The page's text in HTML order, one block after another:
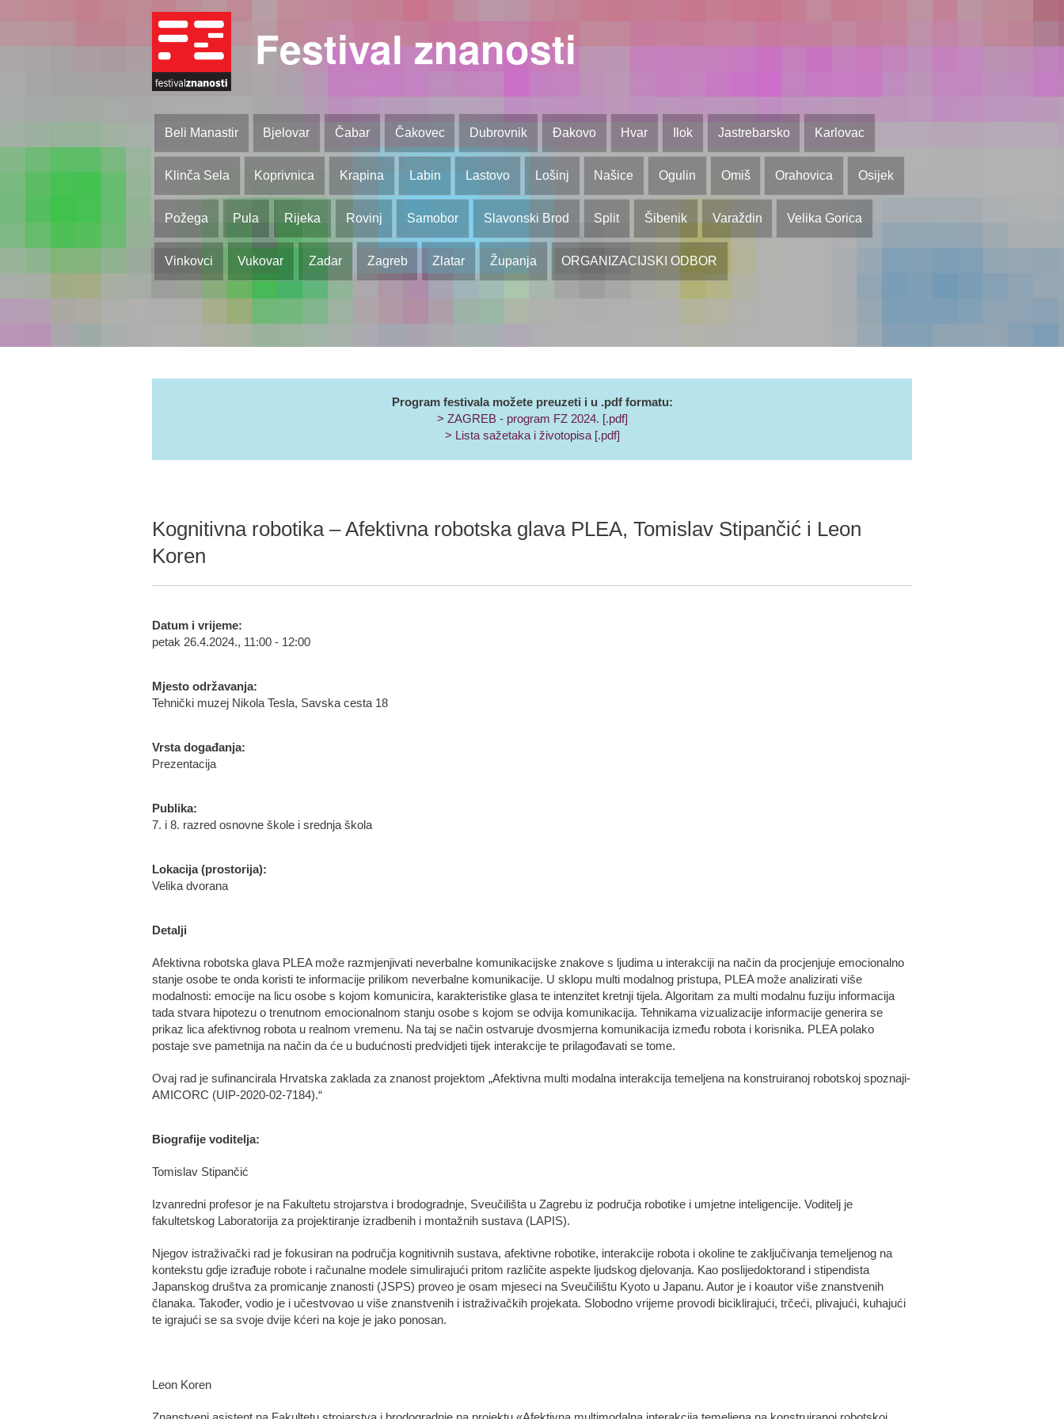
Festival znanosti
Beli Manastir Bjelovar Čabar Čakovec Dubrovnik Đakovo Hvar Ilok Jastrebarsko Karlovac
Klinča Sela Koprivnica Krapina Labin Lastovo Lošinj Našice Ogulin Omiš Orahovica Osijek
Požega Pula Rijeka Rovinj Samobor Slavonski Brod Split Šibenik Varaždin Velika Gorica
Vinkovci Vukovar Zadar Zagreb Zlatar Županja ORGANIZACIJSKI ODBOR
Program festivala možete preuzeti i u .pdf formatu:
> ZAGREB - program FZ 2024. [.pdf]
> Lista sažetaka i životopisa [.pdf]
Kognitivna robotika – Afektivna robotska glava PLEA, Tomislav Stipančić i Leon
Koren
Datum i vrijeme:
petak 26.4.2024., 11:00 - 12:00
Mjesto održavanja:
Tehnički muzej Nikola Tesla, Savska cesta 18
Vrsta događanja:
Prezentacija
Publika:
7. i 8. razred osnovne škole i srednja škola
Lokacija (prostorija):
Velika dvorana
Detalji
Afektivna robotska glava PLEA može razmjenjivati neverbalne komunikacijske znakove s ljudima u interakciji na način da procjenjuje emocionalno
stanje osobe te onda koristi te informacije prilikom neverbalne komunikacije. U sklopu multi modalnog pristupa, PLEA može analizirati više
modalnosti: emocije na licu osobe s kojom komunicira, karakteristike glasa te intenzitet kretnji tijela. Algoritam za multi modalnu fuziju informacija
tada stvara hipotezu o trenutnom emocionalnom stanju osobe s kojom se odvija komunikacija. Tehnikama vizualizacije informacije generira se
prikaz lica afektivnog robota u realnom vremenu. Na taj se način ostvaruje dvosmjerna komunikacija između robota i korisnika. PLEA polako
postaje sve pametnija na način da će u budućnosti predvidjeti tijek interakcije te prilagođavati se tome.
Ovaj rad je sufinancirala Hrvatska zaklada za znanost projektom „Afektivna multi modalna interakcija temeljena na konstruiranoj robotskoj spoznaji-
AMICORC (UIP-2020-02-7184).“
Biografije voditelja:
Tomislav Stipančić
Izvanredni profesor je na Fakultetu strojarstva i brodogradnje, Sveučilišta u Zagrebu iz područja robotike i umjetne inteligencije. Voditelj je
fakultetskog Laboratorija za projektiranje izradbenih i montažnih sustava (LAPIS).
Njegov istraživački rad je fokusiran na područja kognitivnih sustava, afektivne robotike, interakcije robota i okoline te zaključivanja temeljenog na
kontekstu gdje izrađuje robote i računalne modele simulirajući pritom različite aspekte ljudskog djelovanja. Kao poslijedoktorand i stipendista
Japanskog društva za promicanje znanosti (JSPS) proveo je osam mjeseci na Sveučilištu Kyoto u Japanu. Autor je i koautor više znanstvenih
članaka. Također, vodio je i učestvovao u više znanstvenih i istraživačkih projekata. Slobodno vrijeme provodi biciklirajući, trčeći, plivajući, kuhajući
te igrajući se sa svoje dvije kćeri na koje je jako ponosan.
Leon Koren